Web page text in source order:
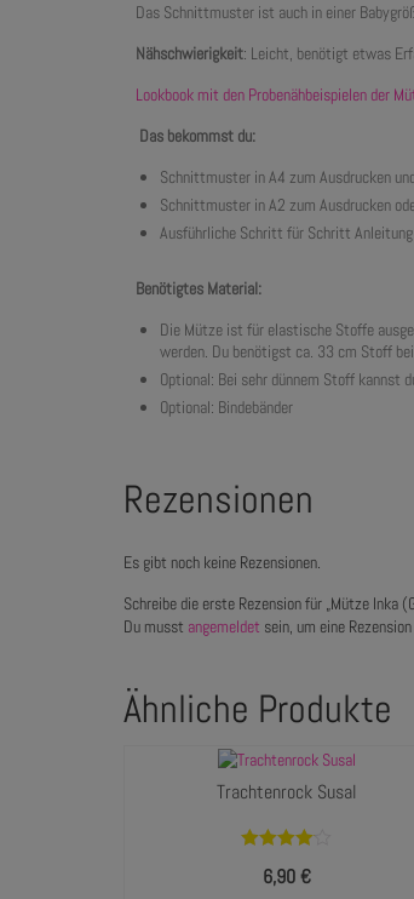
Das Schnittmuster ist auch in einer
Nähschwierigkeit: Leicht, benötigt etwas
Lookbook mit den Probenähbeispielen der
Das bekommst du:
Schnittmuster in A4 zum Ausdrucken
Schnittmuster in A2 zum Ausdrucken
Ausführliche Schritt für Schritt
Benötigtes Material:
Die Mütze ist für elastische Stoffe
werden. Du benötigst ca. 33 cm Stoff
Optional: Bei sehr dünnem Stoff kannst
Optional: Bindebänder
Rezensionen
Es gibt noch keine Rezensionen.
Schreibe die erste Rezension für „Mütze Inka
Du musst angemeldet sein, um eine
Ähnliche Produkte
Trachtenrock Susal
mit4.00
6,90€